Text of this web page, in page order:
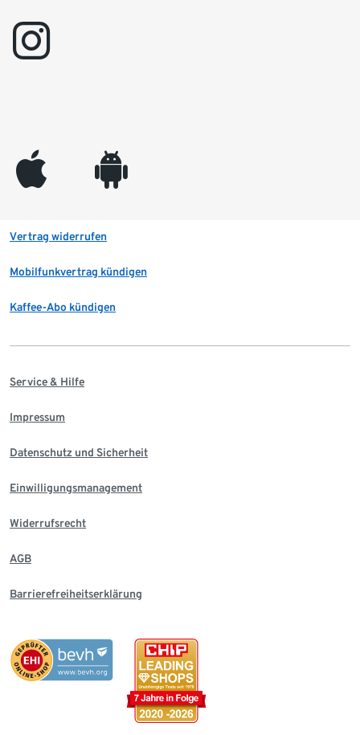
instagram
appleinc android
Vertrag widerrufen
Mobilfunkvertrag kündigen
Kaffee-Abo kündigen
Service & Hilfe
Impressum
Datenschutz und Sicherheit
Einwilligungsmanagement
Widerrufsrecht
AGB
Barrierefreiheitserklärung